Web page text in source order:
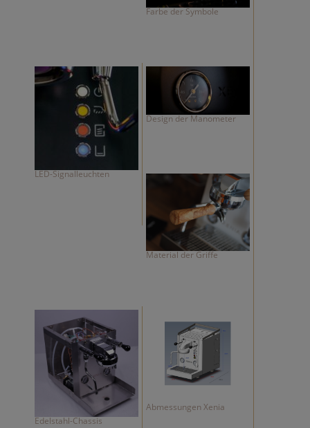
Farbe der Symbole
LED-Signalleuchten
Design der Manometer
Material der Griffe
Edelstahl-Chassis
Abmessungen Xenia